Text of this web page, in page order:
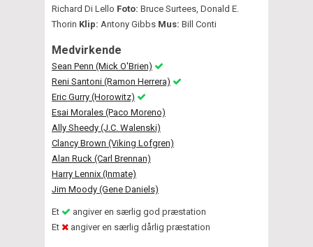
Richard Di Lello Foto: Bruce Surtees, Donald E.
Thorin Klip: Antony Gibbs Mus: Bill Conti
Medvirkende
Sean Penn (Mick O'Brien)
Reni Santoni (Ramon Herrera)
Eric Gurry (Horowitz)
Esai Morales (Paco Moreno)
Ally Sheedy (J.C. Walenski)
Clancy Brown (Viking Lofgren)
Alan Ruck (Carl Brennan)
Harry Lennix (Inmate)
Jim Moody (Gene Daniels)
Et
angiver en særlig god præstation
Et
angiver en særlig dårlig præstation